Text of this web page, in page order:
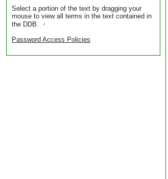
Select a portion of the text by dragging your
mouse to view all terms in the text contained in
the DDB. ・
Password Access Policies